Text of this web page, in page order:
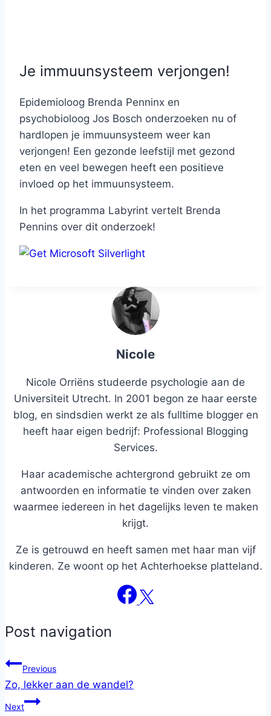
Je immuunsysteem verjongen!
Epidemioloog Brenda Penninx en
psychobioloog Jos Bosch onderzoeken nu of
hardlopen je immuunsysteem weer kan
verjongen! Een gezonde leefstijl met gezond
eten en veel bewegen heeft een positieve
invloed op het immuunsysteem.
In het programma Labyrint vertelt Brenda
Pennins over dit onderzoek!
Nicole
Nicole Orriëns studeerde psychologie aan de
Universiteit Utrecht. In 2001 begon ze haar eerste
blog, en sindsdien werkt ze als fulltime blogger en
heeft haar eigen bedrijf: Professional Blogging
Services.
Haar academische achtergrond gebruikt ze om
antwoorden en informatie te vinden over zaken
waarmee iedereen in het dagelijks leven te maken
krijgt.
Ze is getrouwd en heeft samen met haar man vijf
kinderen. Ze woont op het Achterhoekse platteland.
Post navigation
Previous
Zo, lekker aan de wandel?
Next